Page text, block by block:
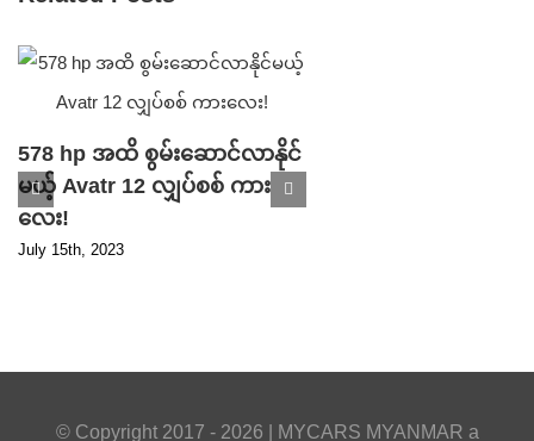
578 hp အထိ စွမ်းဆောင်လာနိုင်
မယ့် Avatr 12 လျှပ်စစ် ကား
လေး!
July 15th, 2023
© Copyright 2017 - 2026 | MYCARS MYANMAR a